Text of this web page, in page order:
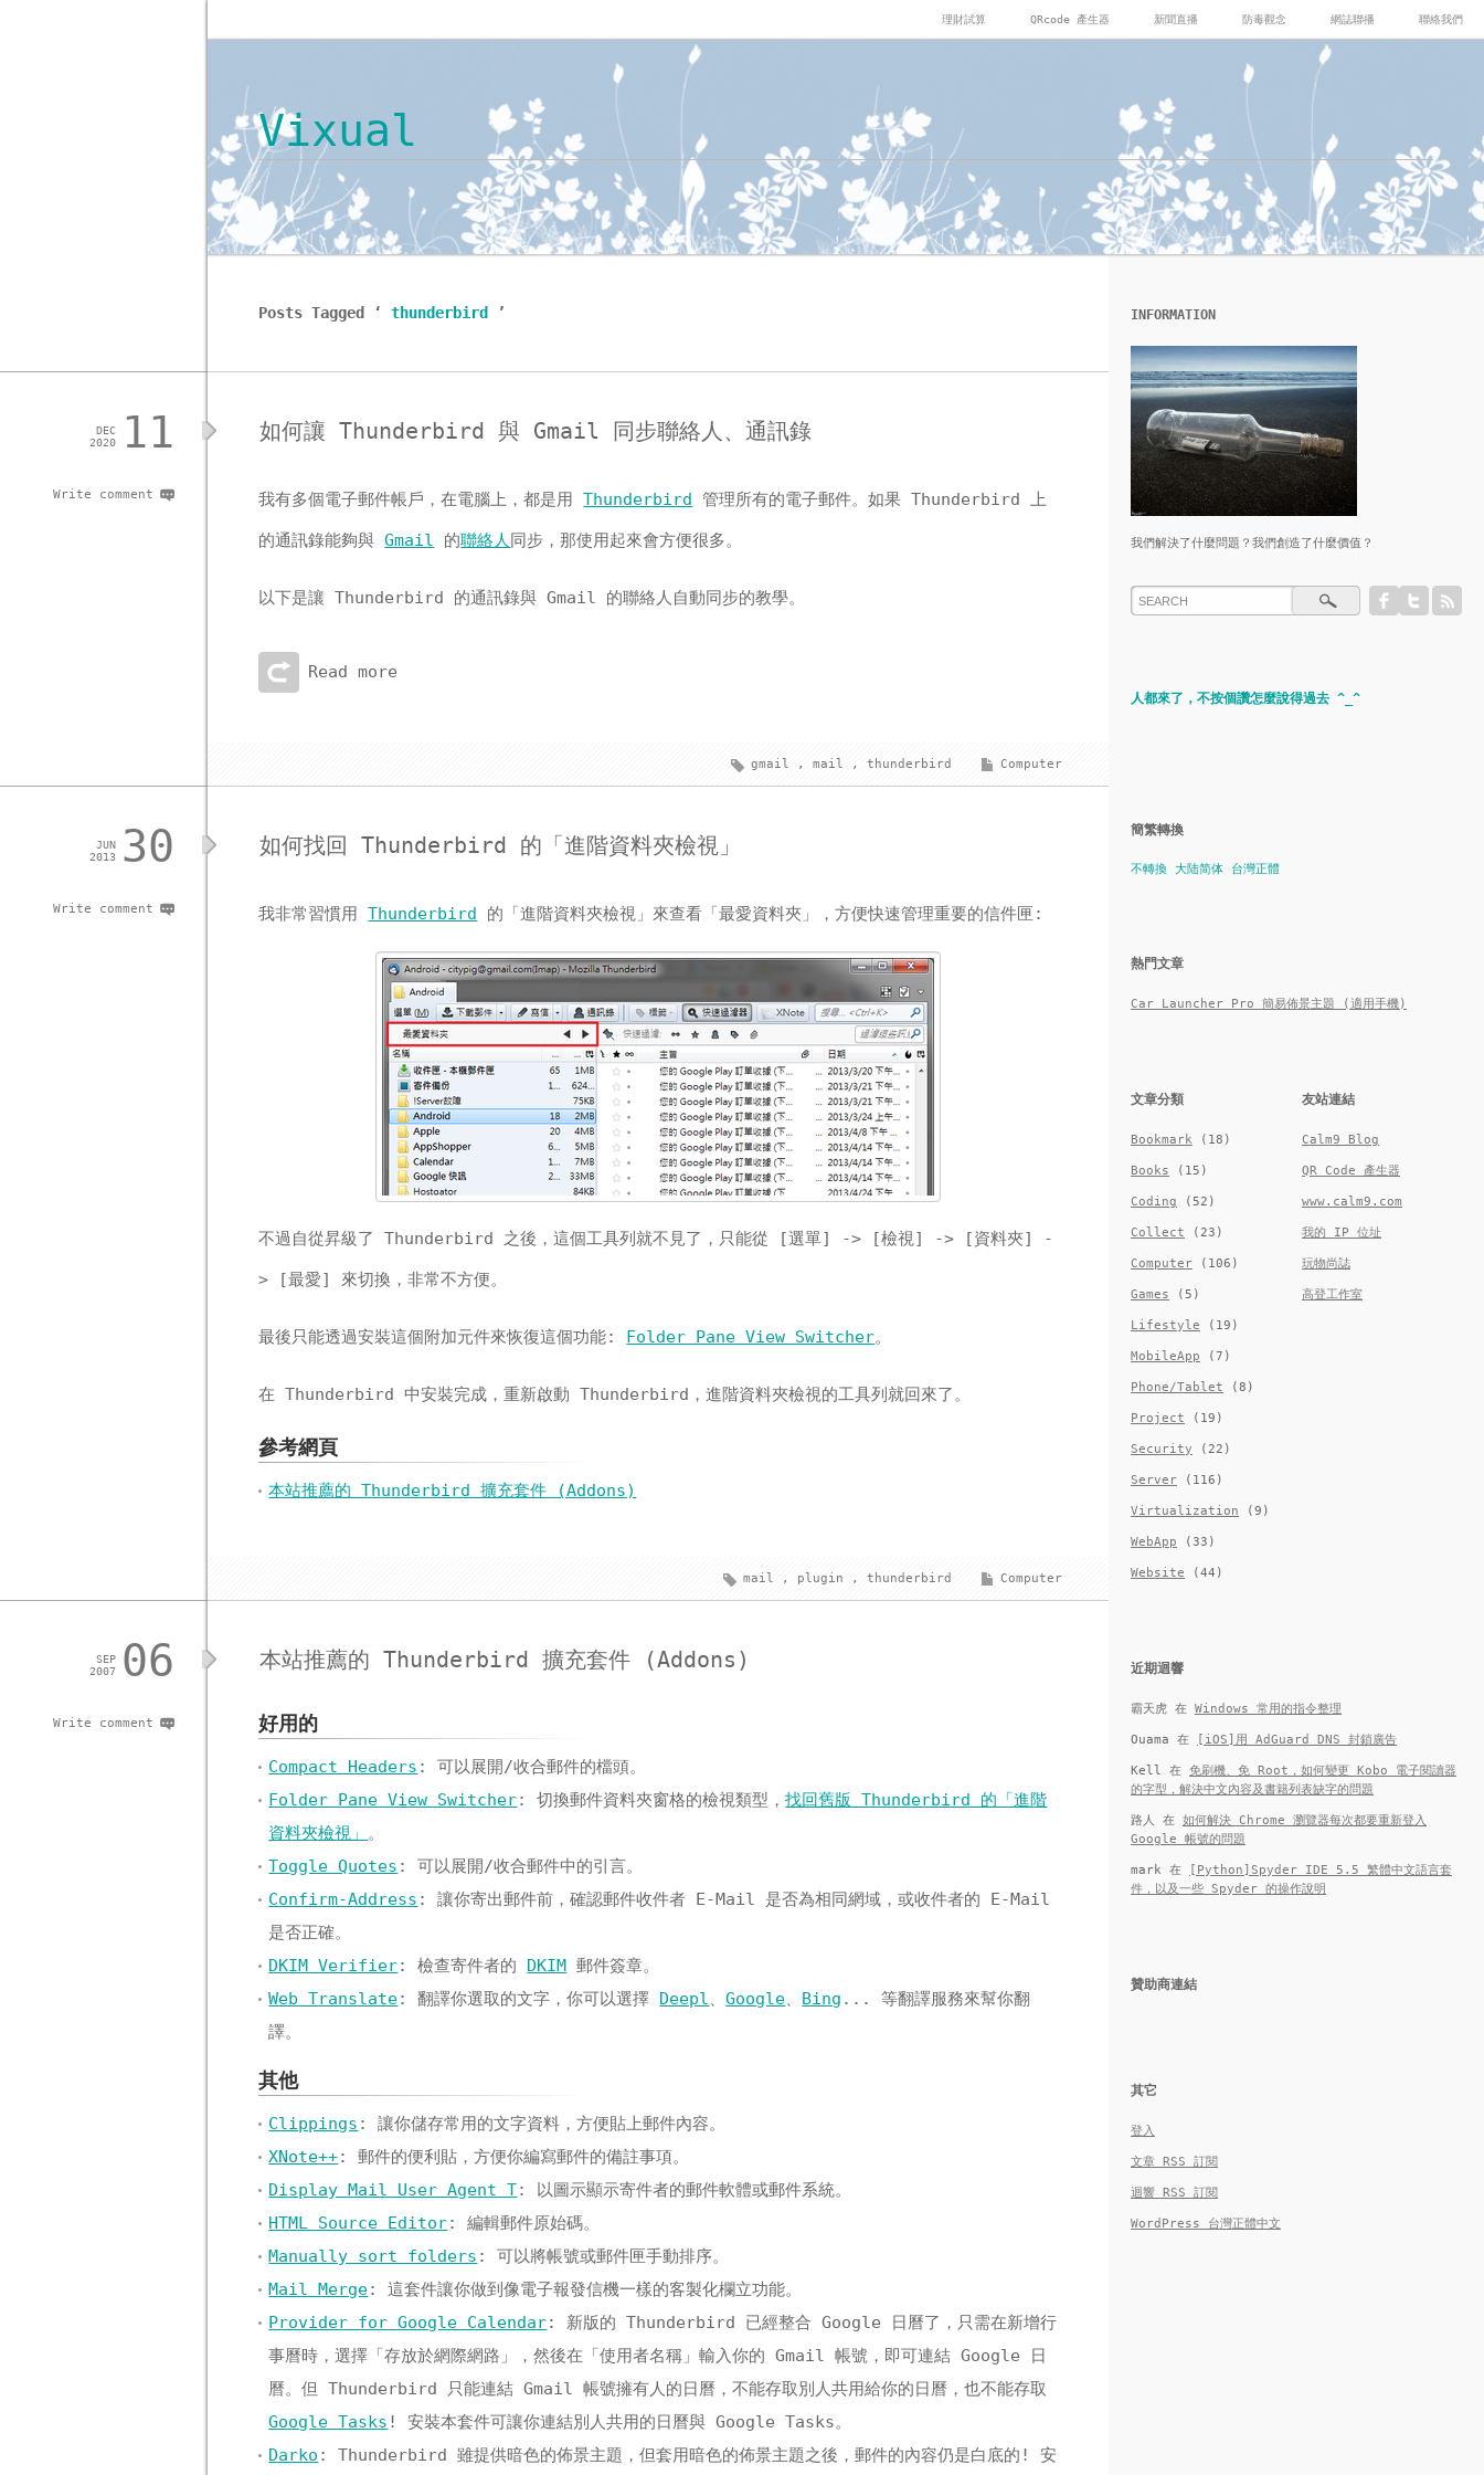
理財試算 QRcode 產生器 新聞直播 防毒觀念 網誌聯播 聯絡我們
Vixual
Posts Tagged ‘ thunderbird ’
如何讓 Thunderbird 與 Gmail 同步聯絡人、通訊錄
我有多個電子郵件帳戶，在電腦上，都是用Thunderbird 管理所有的電子郵件。如果 Thunderbird 上
的通訊錄能夠與Gmail 的聯絡人同步，那使用起來會方便很多。
以下是讓 Thunderbird 的通訊錄與 Gmail 的聯絡人自動同步的教學。
Read more
Computer
gmail , mail , thunderbird
11
DEC
2020
Write comment
如何找回 Thunderbird 的「進階資料夾檢視」
我非常習慣用Thunderbird 的「進階資料夾檢視」來查看「最愛資料夾」，方便快速管理重要的信件匣:
不過自從昇級了 Thunderbird 之後，這個工具列就不見了，只能從 [選單] -> [檢視] -> [資料夾] -
> [最愛] 來切換，非常不方便。
最後只能透過安裝這個附加元件來恢復這個功能: Folder Pane View Switcher。
在 Thunderbird 中安裝完成，重新啟動 Thunderbird，進階資料夾檢視的工具列就回來了。
參考網頁
本站推薦的 Thunderbird 擴充套件 (Addons)
Computer
mail , plugin , thunderbird
30
JUN
2013
Write comment
本站推薦的 Thunderbird 擴充套件 (Addons)
好用的
Compact Headers : 可以展開/收合郵件的檔頭。
Folder Pane View Switcher: 切換郵件資料夾窗格的檢視類型，找回舊版 Thunderbird 的「進階
資料夾檢視」 。
Toggle Quotes : 可以展開/收合郵件中的引言。
Confirm-Address : 讓你寄出郵件前，確認郵件收件者 E-Mail 是否為相同網域，或收件者的 E-Mail
是否正確。
DKIM Verifier: 檢查寄件者的 DKIM 郵件簽章。
Web Translate: 翻譯你選取的文字，你可以選擇 Deepl、Google、 Bing ... 等翻譯服務來幫你翻
譯。
其他
Clippings : 讓你儲存常用的文字資料，方便貼上郵件內容。
XNote++: 郵件的便利貼，方便你編寫郵件的備註事項。
Display Mail User Agent T: 以圖示顯示寄件者的郵件軟體或郵件系統。
HTML Source Editor: 編輯郵件原始碼。
Manually sort folders : 可以將帳號或郵件匣手動排序。
Mail Merge: 這套件讓你做到像電子報發信機一樣的客製化欄立功能。
Provider for Google Calendar: 新版的 Thunderbird 已經整合 Google 日曆了，只需在新增行
事曆時，選擇「存放於網際網路」，然後在「使用者名稱」輸入你的 Gmail 帳號，即可連結 Google 日
曆。但 Thunderbird 只能連結 Gmail 帳號擁有人的日曆，不能存取別人共用給你的日曆，也不能存取
Google Tasks ! 安裝本套件可讓你連結別人共用的日曆與 Google Tasks。
Darko : Thunderbird 雖提供暗色的佈景主題，但套用暗色的佈景主題之後，郵件的內容仍是白底的! 安
06
SEP
2007
Write comment
INFORMATION
我們解決了什麼問題？我們創造了什麼價值？
人都來了，不按個讚怎麼說得過去 ^_^
簡繁轉換
不轉換 大陆简体 台灣正體
熱門文章
Car Launcher Pro 簡易佈景主題 (適用手機)
文章分類
Bookmark (18)
Books (15)
Coding (52)
Collect (23)
Computer (106)
Games (5)
Lifestyle (19)
MobileApp (7)
Phone/Tablet (8)
Project (19)
Security (22)
Server (116)
Virtualization (9)
WebApp (33)
Website (44)
友站連結
Calm9 Blog
QR Code 產生器
www.calm9.com
我的 IP 位址
玩物尚誌
高登工作室
近期迴響
霸天虎 在 Windows 常用的指令整理
Ouama 在 [iOS]用 AdGuard DNS 封鎖廣告
Kell 在 免刷機、免 Root，如何變更 Kobo 電子閱讀器
的字型，解決中文內容及書籍列表缺字的問題
路人 在 如何解決 Chrome 瀏覽器每次都要重新登入
Google 帳號的問題
mark 在
[Python]Spyder IDE 5.5 繁體中文語言套
件，以及一些 Spyder 的操作說明
贊助商連結
其它
登入
文章 RSS 訂閱
迴響 RSS 訂閱
WordPress 台灣正體中文